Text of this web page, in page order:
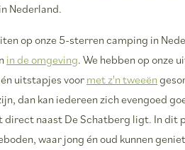
Nederland.
op onze 5-sterren camping in
in de omgeving. We hebben op onze
én uitstapjes voor met z'n tweeën
dan kan iedereen zich evengoed
direct naast De Schatberg ligt. In dit
waar jong én oud kunnen